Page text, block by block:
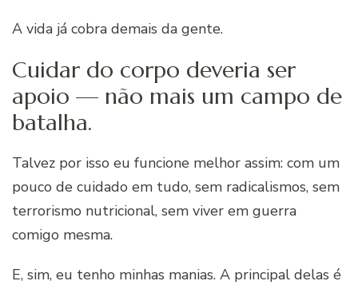
A vida já cobra demais da gente.
Cuidar do corpo deveria ser
apoio — não mais um campo de
batalha.
Talvez por isso eu funcione melhor assim: com um
pouco de cuidado em tudo, sem radicalismos, sem
terrorismo nutricional, sem viver em guerra
comigo mesma.
E, sim, eu tenho minhas manias. A principal delas é